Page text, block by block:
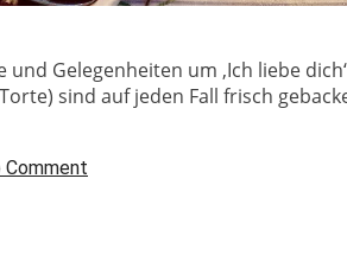
und Gelegenheiten um ‚Ich liebe
sind auf jeden Fall frisch
Comment